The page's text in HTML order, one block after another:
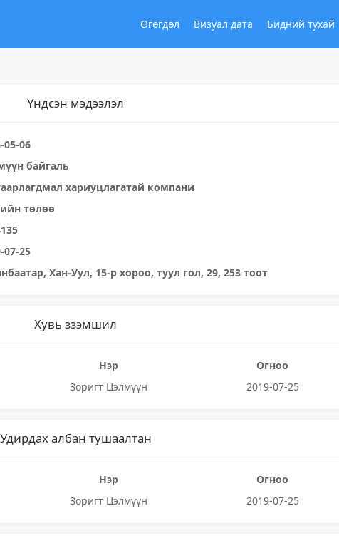
Өгөгдөл Визуал дата Бидний тухай
Үндсэн мэдээлэл
05-06
байгаль
хариуцлагатай компани
төлөө
07-25
Хан-Уул, 15-р хороо, туул гол, 29, 253 тоот
Хувь ззэмшил
Нэр
Огноо
Зоригт Цэлмүүн 2019-07-25
Удирдах албан тушаалтан
Нэр
Огноо
Зоригт Цэлмүүн 2019-07-25